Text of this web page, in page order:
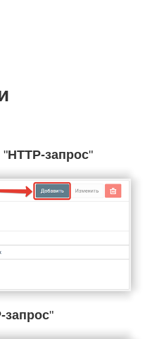
"HTTP-запрос"
запрос"